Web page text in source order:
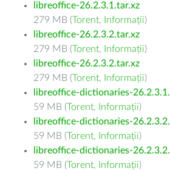
libreoffice-26.2.3.1.tar.xz
279 MB (Torent, Informații)
libreoffice-26.2.3.2.tar.xz
279 MB (Torent, Informații)
libreoffice-26.2.3.2.tar.xz
279 MB (Torent, Informații)
libreoffice-dictionaries-
59 MB (Torent, Informații)
libreoffice-dictionaries-
59 MB (Torent, Informații)
libreoffice-dictionaries-
59 MB (Torent, Informații)